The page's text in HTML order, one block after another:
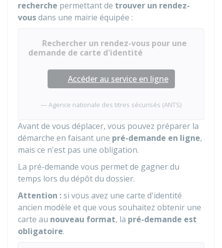
recherche permettant de trouver un rendez-
vousdans une mairie équipée :
Rechercher un rendez-vous pour une
demande de carte d'identité
Accéder au service en ligne
Agence nationale des titres sécurisés (ANTS)
Avant de vous déplacer, vous pouvez préparer la
démarche en faisant une pré-demande en ligne,
mais ce n'est pas une obligation.
La pré-demande vous permet de gagner du
temps lors du dépôt du dossier.
Attention :si vous avez une carte d'identité
ancien modèle et que vous souhaitez obtenir une
carte au nouveau format, la pré-demande est
obligatoire.